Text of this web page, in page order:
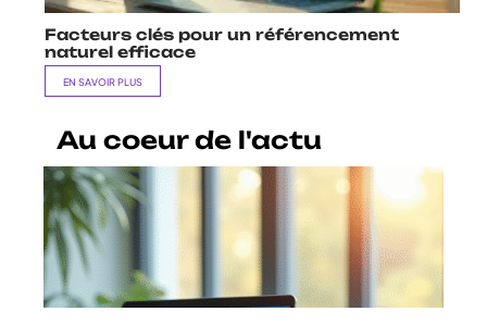
Facteurs clés pour un référencement
naturel efficace
EN SAVOIR PLUS
Au coeur de l'actu